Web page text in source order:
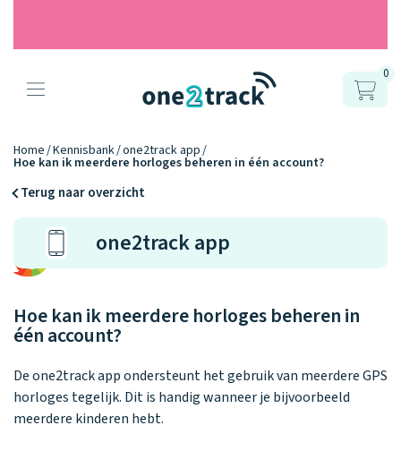
Producten
Onze gps
horloges
Connect
YOU
Connect
NEXT
Connect
UP
Horloges
Tweedekans
Accessoires
Opladers
Ontdek alle
accessoires
Personaliseer
je bandje!
Hoe werkt
het?
Ontdek hoe
het werkt
Zo werken het
one2track-app
samen.
Waarom one2track App updates
Blogs
Ons verhaal
Recensies
0
Home Kennisbank one2track app
Hoe kan ik meerdere horloges beheren in één account?
Terug naar overzicht
one2track app
Hoe kan ik meerdere horloges beheren in
één account?
De one2track app ondersteunt het gebruik van meerdere GPS
horloges tegelijk. Dit is handig wanneer je bijvoorbeeld
meerdere kinderen hebt.